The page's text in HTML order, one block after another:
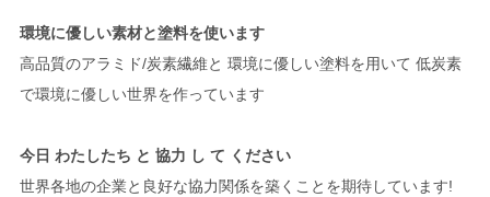
環境に優しい素材と塗料を使います
高品質のアラミド/炭素繊維と 環境に優しい塗料を用いて 低炭素
で環境に優しい世界を作っています
今日 わたしたち と 協力 し て ください
世界各地の企業と良好な協力関係を築くことを期待しています!